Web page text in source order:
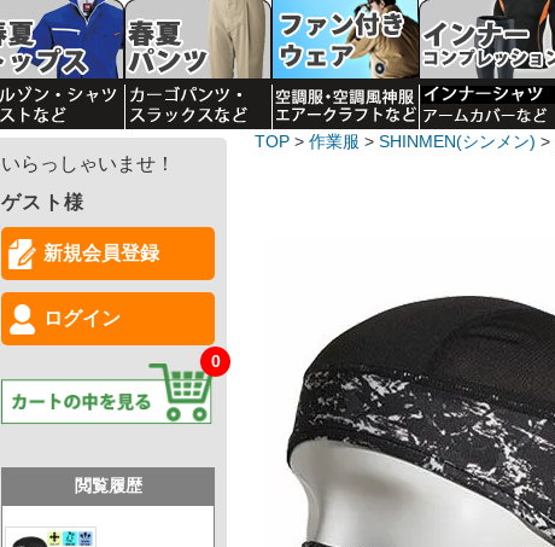
いらっしゃいませ！
ゲスト様
新規会員登録
ログイン
0
閲覧履歴
TOP 作業服 SHINMEN(シンメン)